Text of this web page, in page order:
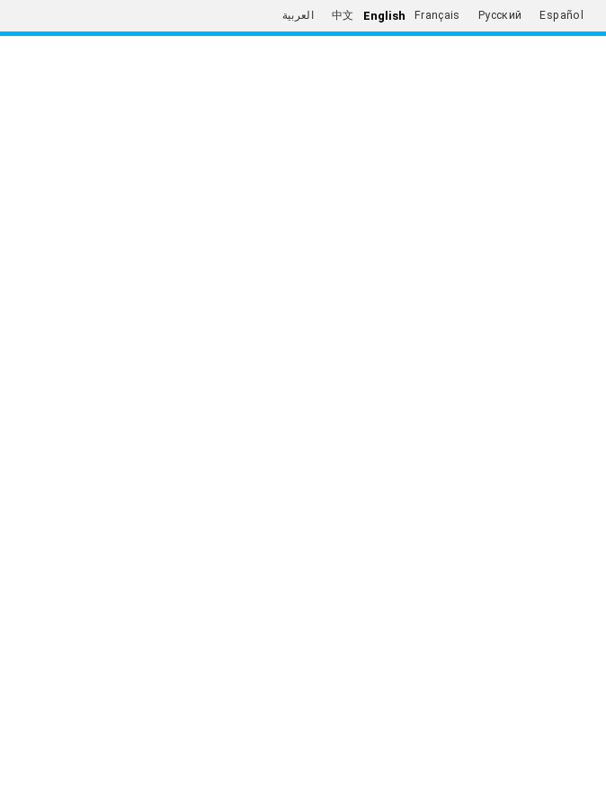
العربية 中文 English Français Русский Español